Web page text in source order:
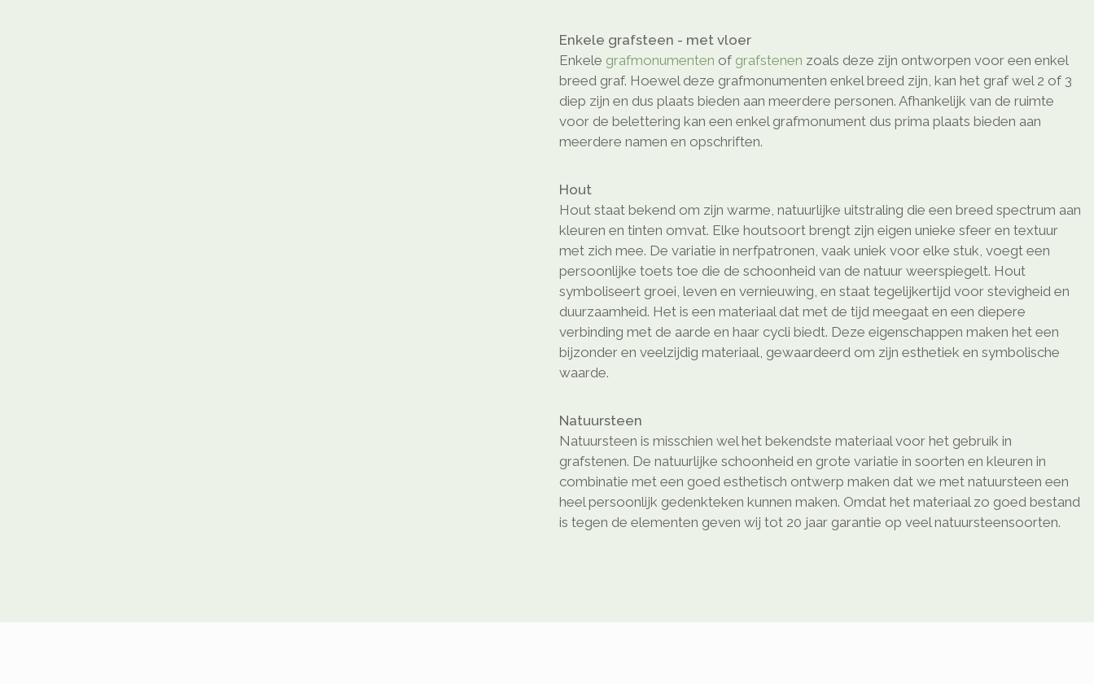
Enkele grafsteen - met vloer
Enkele grafmonumenten of grafstenen zoals deze zijn ontworpen voor een enkel
breed graf. Hoewel deze grafmonumenten enkel breed zijn, kan het graf wel 2 of 3
diep zijn en dus plaats bieden aan meerdere personen. Afhankelijk van de ruimte
voor de belettering kan een enkel grafmonument dus prima plaats bieden aan
meerdere namen en opschriften.
Hout
Hout staat bekend om zijn warme, natuurlijke uitstraling die een breed spectrum aan
kleuren en tinten omvat. Elke houtsoort brengt zijn eigen unieke sfeer en textuur
met zich mee. De variatie in nerfpatronen, vaak uniek voor elke stuk, voegt een
persoonlijke toets toe die de schoonheid van de natuur weerspiegelt. Hout
symboliseert groei, leven en vernieuwing, en staat tegelijkertijd voor stevigheid en
duurzaamheid. Het is een materiaal dat met de tijd meegaat en een diepere
verbinding met de aarde en haar cycli biedt. Deze eigenschappen maken het een
bijzonder en veelzijdig materiaal, gewaardeerd om zijn esthetiek en symbolische
waarde.
Natuursteen
Natuursteen is misschien wel het bekendste materiaal voor het gebruik in
grafstenen. De natuurlijke schoonheid en grote variatie in soorten en kleuren in
combinatie met een goed esthetisch ontwerp maken dat we met natuursteen een
heel persoonlijk gedenkteken kunnen maken. Omdat het materiaal zo goed bestand
is tegen de elementen geven wij tot 20 jaar garantie op veel natuursteensoorten.